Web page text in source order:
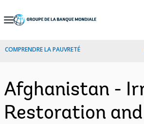
Skip
Navigation
COMPRENDRE LA PAUVRETÉ
Afghanistan -
Restoration and